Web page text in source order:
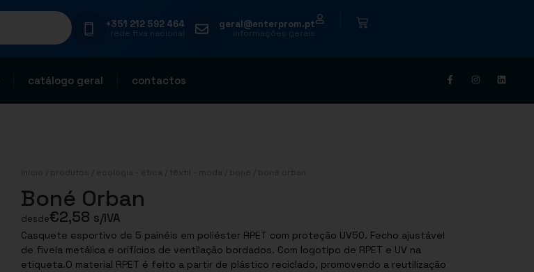
+351 212 592 464
rede fixa nacional
geral@enterprom.pt
informações gerais
catálogo geral contactos
início produtos ecologia - ética têxtil - moda boné / boné orban
Boné Orban
desde€2,58 s/IVA
Casquete esportivo de 5 painéis em poliéster RPET com proteção UV50. Fecho ajustável
de fivela metálica e orifícios de ventilação bordados. Com logotipo de RPET e UV na
etiqueta.O material RPET é feito a partir de plástico reciclado, promovendo a reutilização